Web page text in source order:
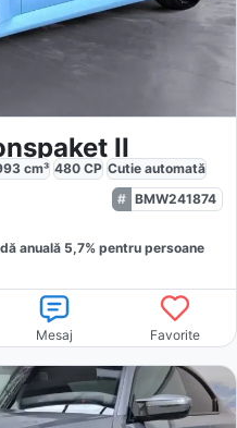
II
cm³ 480 CP Cutie automată
BMW241874
anuală 5,7% pentru persoane
Mesaj Favorite